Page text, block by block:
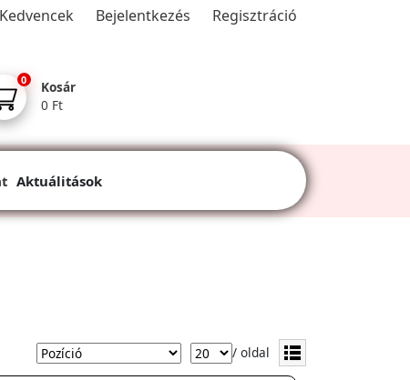
Kedvencek Bejelentkezés Regisztráció
0
Kosár
0 Ft
Aktuálitások
/ oldal